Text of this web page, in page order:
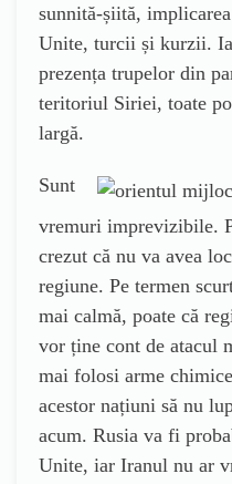
sunnită-șiită,
Unite, turcii și kurzii.
prezența trupelor din
teritoriul Siriei, toate
largă.
Sunt
vremuri imprevizibile.
crezut că nu va avea
regiune. Pe termen
mai calmă, poate că
vor ține cont de atacul
mai folosi arme
acestor națiuni să nu
acum. Rusia va fi
Unite, iar Iranul nu ar